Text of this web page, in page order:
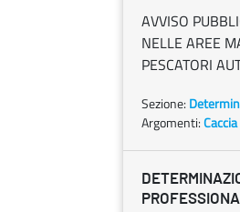
AVVISO
NELLE AREE
PESCATORI
Sezione:
Argomenti: